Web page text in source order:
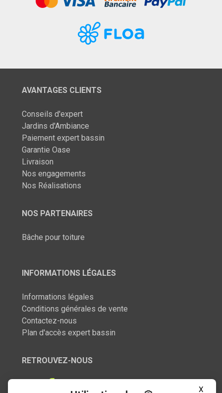
AVANTAGES CLIENTS
Conseils d'expert
Jardins d'Ambiance
Paiement expert bassin
Garantie Oase
Livraison
Nos engagements
Nos Réalisations
NOS PARTENAIRES
Bâche pour toiture
INFORMATIONS LÉGALES
Informations légales
Conditions générales de vente
Contactez-nous
Plan d'accès expert bassin
RETROUVEZ-NOUS
X